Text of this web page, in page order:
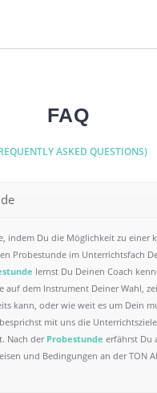
FAQ
ASKED QUESTIONS)
indem Du die Möglichkeit zu einer
Probestunde im Unterrichtsfach
lernst Du Deinen Coach
auf dem Instrument Deiner Wahl,
kann, oder wie weit es um Dein
mit uns die
Nach der Probestunde erfährst Du
und Bedingungen an der TON